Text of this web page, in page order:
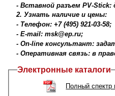
- Вставной разъем PV-
2. Узнать наличие и цены:
- Телефон: +7 (495) 921-03-58;
- E-mail: msk@ep.ru;
- On-line консультант:
- Оперативная связь: в
Электронные каталоги
Полный спектр